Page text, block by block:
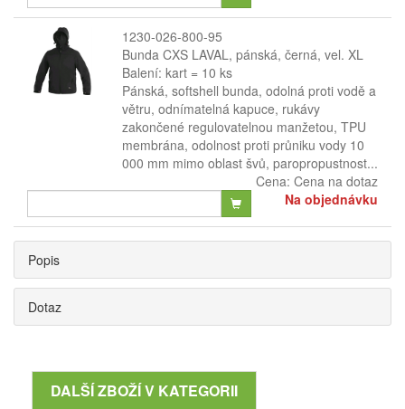
1230-026-800-95
Bunda CXS LAVAL, pánská, černá, vel. XL
Balení: kart = 10 ks
Pánská, softshell bunda, odolná proti vodě a
větru, odnímatelná kapuce, rukávy
zakončené regulovatelnou manžetou, TPU
membrána, odolnost proti průniku vody 10
000 mm mimo oblast švů, paropropustnost...
Cena: Cena na dotaz
Na objednávku
Popis
Dotaz
DALŠÍ ZBOŽÍ V KATEGORII